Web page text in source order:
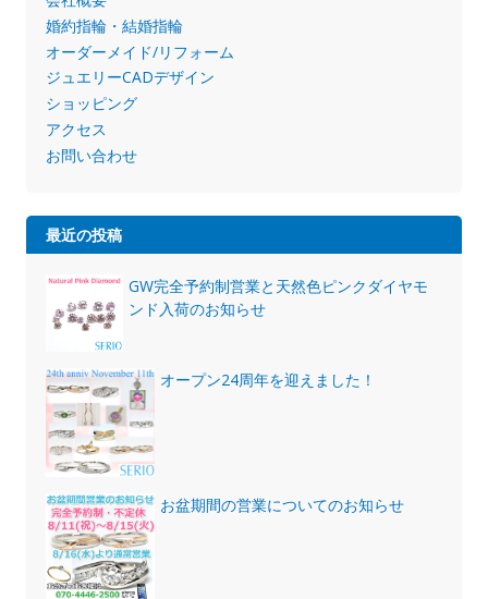
婚約指輪・結婚指輪
オーダーメイド/リフォーム
ジュエリーCADデザイン
ショッピング
アクセス
お問い合わせ
最近の投稿
GW完全予約制営業と天然色ピンクダイヤモ
ンド入荷のお知らせ
オープン24周年を迎えました！
お盆期間の営業についてのお知らせ